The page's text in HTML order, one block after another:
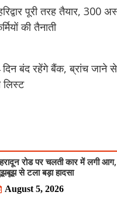
पूरी तरह तैयार, 300
की तैनाती
बंद रहेंगे बैंक, ब्रांच जाने
लिस्ट
रोड पर चलती कार में लगी
से टला बड़ा हादसा
August 5, 2026